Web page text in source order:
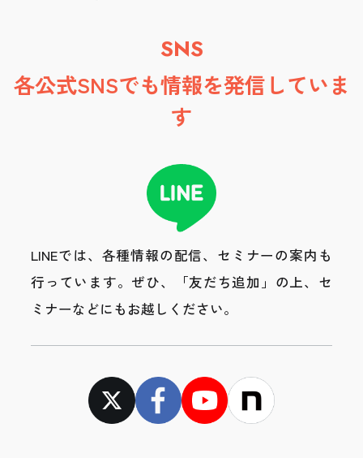
SNS
各公式SNSでも情報を発信していま
す
LINEでは、各種情報の配信、セミナーの案内も
行っています。 ぜひ、「友だち追加」の上、セ
ミナーなどにもお越しください。